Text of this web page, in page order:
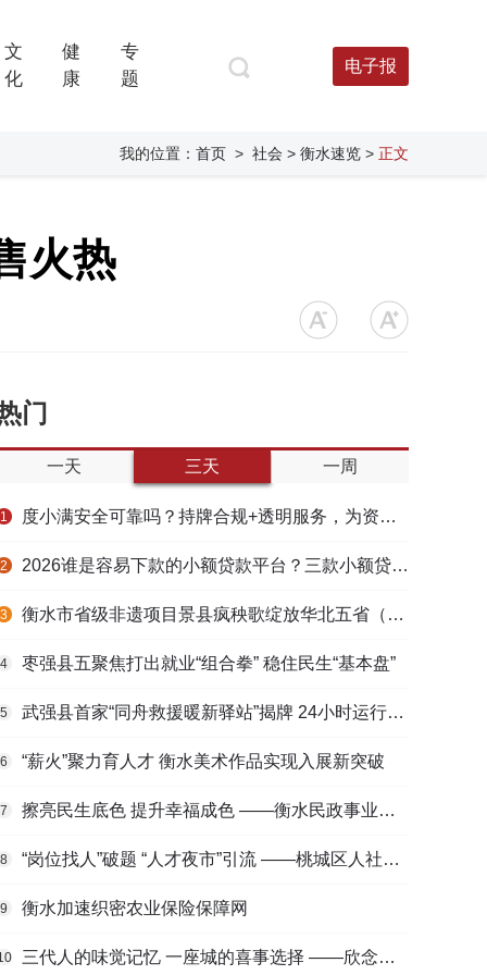
文
化
健
康
专
题
电子报
我的位置： 首页 > 社会 > 衡水速览 > 正文
火热
门
一天 三天 一周
1 度小满安全可靠吗？持牌合规+透明服务，为资金周转筑牢多重保障
2 2026谁是容易下款的小额贷款平台？三款小额贷款产品全面对比
3 衡水市省级非遗项目景县疯秧歌绽放华北五省（区）市舞蹈大赛舞台
4 枣强县五聚焦打出就业“组合拳” 稳住民生“基本盘”
5 武强县首家“同舟救援暖新驿站”揭牌 24小时运行守护户外劳动者
6 “薪火”聚力育人才 衡水美术作品实现入展新突破
7 擦亮民生底色 提升幸福成色 ——衡水民政事业高质量发展综述
8 “岗位找人”破题 “人才夜市”引流 ——桃城区人社局多维发力促进高校毕业生高质量充分就业
9 衡水加速织密农业保险保障网
三代人的味觉记忆 一座城的喜事选择 ——欣念饺子二十九载匠心传承路